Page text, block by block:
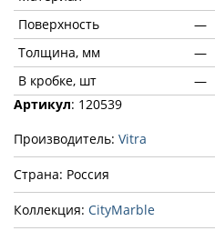
Поверхность
—
Толщина, мм
—
В кробке, шт
—
Артикул: 120539
Производитель: Vitra
Страна: Россия
Коллекция: CityMarble